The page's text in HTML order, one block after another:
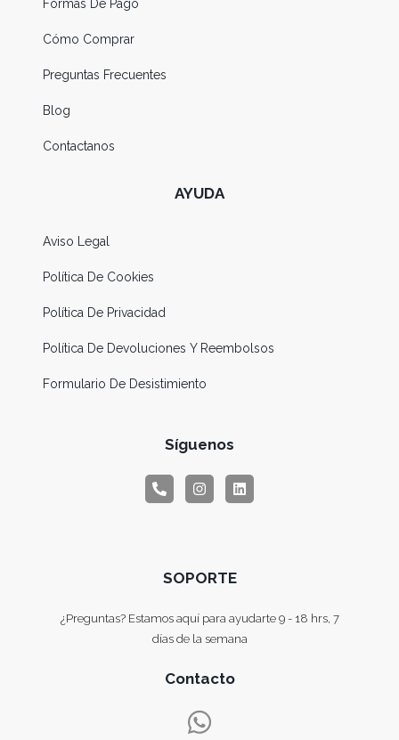
Formas De Pago
Cómo Comprar
Preguntas Frecuentes
Blog
Contactanos
AYUDA
Aviso Legal
Política De Cookies
Política De Privacidad
Política De Devoluciones Y Reembolsos
Formulario De Desistimiento
Síguenos
SOPORTE
¿Preguntas? Estamos aquí para ayudarte 9 - 18 hrs, 7
días de la semana
Contacto